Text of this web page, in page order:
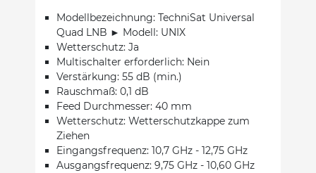
Modellbezeichnung: TechniSat Universal
Quad LNB ► Modell: UNIX
Wetterschutz: Ja
Multischalter erforderlich: Nein
Verstärkung: 55 dB (min.)
Rauschmaß: 0,1 dB
Feed Durchmesser: 40 mm
Wetterschutz: Wetterschutzkappe zum
Ziehen
Eingangsfrequenz: 10,7 GHz - 12,75 GHz
Ausgangsfrequenz: 9,75 GHz - 10,60 GHz